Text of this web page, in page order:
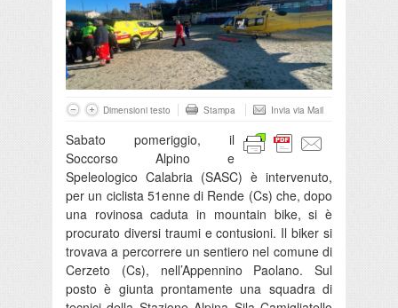
Dimensioni testo Stampa Invia via Mail
Sabato pomeriggio, il
Soccorso Alpino e
Speleologico Calabria (SASC) è intervenuto,
per un ciclista 51enne di Rende (Cs) che, dopo
una rovinosa caduta in mountain bike, si è
procurato diversi traumi e contusioni. Il biker si
trovava a percorrere un sentiero nel comune di
Cerzeto (Cs), nell’Appennino Paolano. Sul
posto è giunta prontamente una squadra di